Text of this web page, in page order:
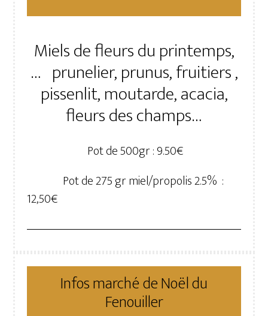
Miels de fleurs du printemps,
… prunelier, prunus, fruitiers ,
pissenlit, moutarde, acacia,
fleurs des champs…
Pot de 500gr : 9.50€
Pot de 275 gr miel/propolis 2.5% :
12,50€
Infos marché de Noël du
Fenouiller